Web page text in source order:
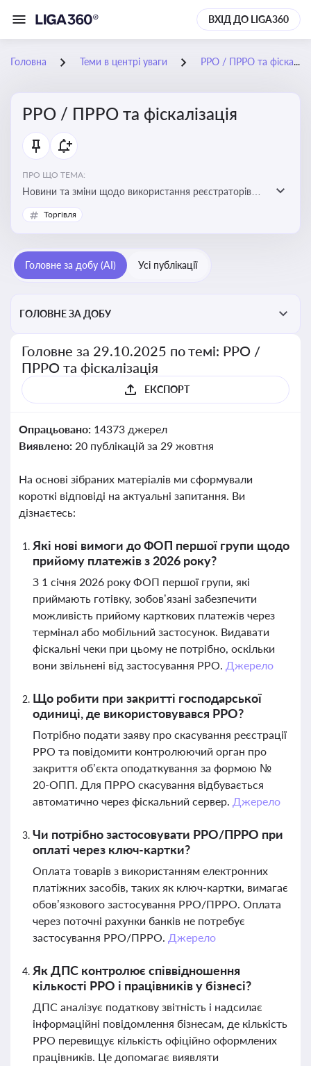
ВХІД ДО LIGA360
Головна Теми в центрі уваги РРО / ПРРО та фіскалізація
РРО / ПРРО та фіскалізація
ПРО ЩО ТЕМА:
Новини та зміни щодо використання реєстраторів
розрахункових операцій, аналіз законодавства про
РРО, позиції ДПС та судів щодо РРО
Торгівля
Головне за добу (AI) Усі публікації
ГОЛОВНЕ ЗА ДОБУ
Головне за 29.10.2025 по темі: РРО /
ПРРО та фіскалізація
ЕКСПОРТ
Опрацьовано: 14373 джерел
Виявлено: 20 публікацій за 29 жовтня
На основі зібраних матеріалів ми сформували
короткі відповіді на актуальні запитання. Ви
дізнаєтесь:
Які нові вимоги до ФОП першої групи щодо
прийому платежів з 2026 року?
З 1 січня 2026 року ФОП першої групи, які
приймають готівку, зобов’язані забезпечити
можливість прийому карткових платежів через
термінал або мобільний застосунок. Видавати
фіскальні чеки при цьому не потрібно, оскільки
вони звільнені від застосування РРО. Джерело
Що робити при закритті господарської
одиниці, де використовувався РРО?
Потрібно подати заяву про скасування реєстрації
РРО та повідомити контролюючий орган про
закриття об’єкта оподаткування за формою №
20-ОПП. Для ПРРО скасування відбувається
автоматично через фіскальний сервер. Джерело
Чи потрібно застосовувати РРО/ПРРО при
оплаті через ключ-картки?
Оплата товарів з використанням електронних
платіжних засобів, таких як ключ-картки, вимагає
обов’язкового застосування РРО/ПРРО. Оплата
через поточні рахунки банків не потребує
застосування РРО/ПРРО. Джерело
Як ДПС контролює співвідношення
кількості РРО і працівників у бізнесі?
ДПС аналізує податкову звітність і надсилає
інформаційні повідомлення бізнесам, де кількість
РРО перевищує кількість офіційно оформлених
працівників. Це допомагає виявляти